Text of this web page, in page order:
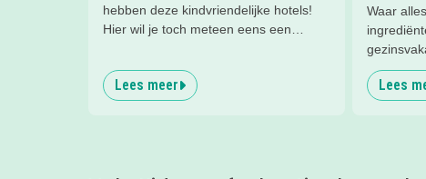
hebben deze kindvriendelijke hotels!
Hier wil je toch meteen eens een
kinderhotels van Valk Exclusief en boek
een heerlijk nachtje weg met je
kind(eren).
Lees meer
Waar
Lees